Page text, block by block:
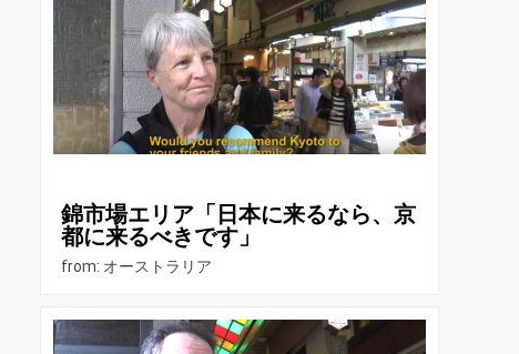
錦市場エリア「日本に来るなら、京
都に来るべきです」
from: オーストラリア